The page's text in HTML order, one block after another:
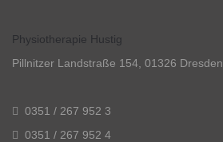
Physiotherapie Hustig
Pillnitzer Landstraße 154, 01326 Dresden
0351 / 267 952 3
0351 / 267 952 4